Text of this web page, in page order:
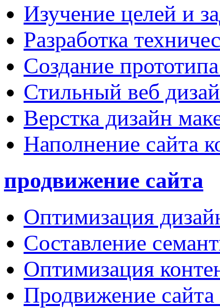
Изучение целей и
Разработка
Создание
Стильный веб
Верстка дизайн
Наполнение сайта
продвижение сайта
Оптимизация
Составление
Оптимизация
Продвижение сайта